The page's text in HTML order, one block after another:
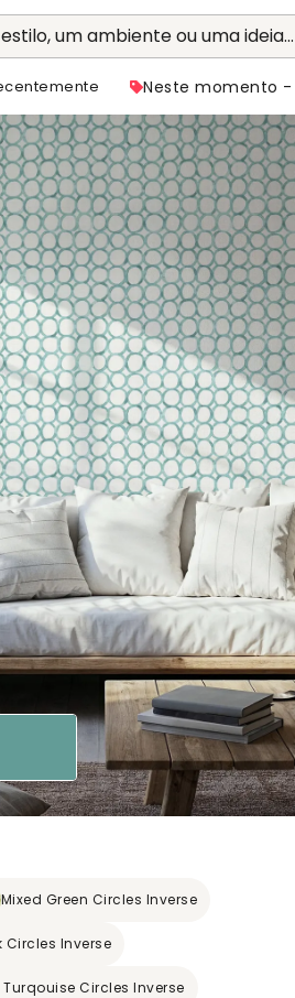
um ambiente ou uma ideia...
Neste momento -
Mixed Green Circles Inverse
Circles Inverse
Turqouise Circles Inverse